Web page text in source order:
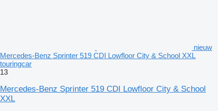
nieuw
Mercedes-Benz Sprinter 519 CDI Lowfloor City & School XXL
touringcar
13
Mercedes-Benz Sprinter 519 CDI Lowfloor City & School
XXL